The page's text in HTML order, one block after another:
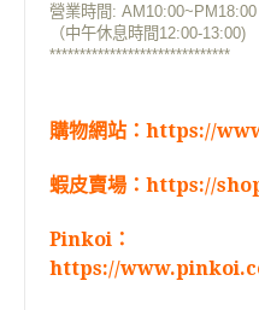
營業時間:
（中午休息時間12:00-13:00)
******************************
購物網站： https://
蝦皮賣場： https://
Pinkoi：
https://